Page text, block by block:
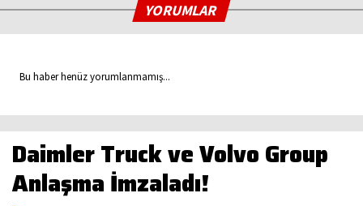
YORUMLAR
Bu haber henüz yorumlanmamış...
Daimler Truck ve Volvo Group
Anlaşma İmzaladı!